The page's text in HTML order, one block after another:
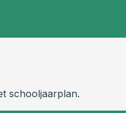
schooljaarplan.